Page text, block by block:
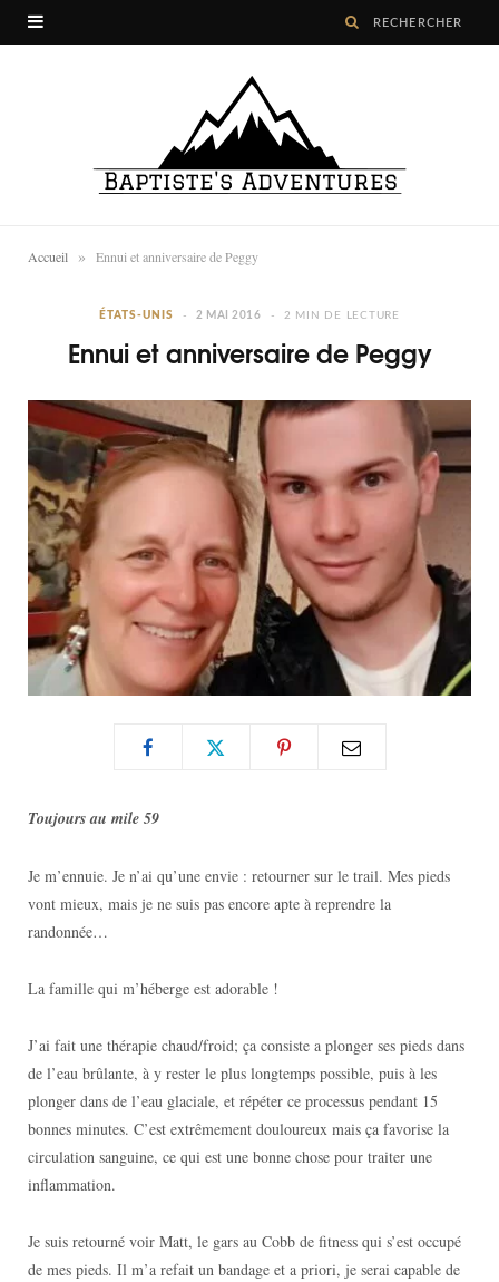
Accueil » Ennui et anniversaire de Peggy
ÉTATS-UNIS 2 MAI 2016 2 MIN DE LECTURE
Ennui et anniversaire de Peggy
Toujours au mile 59
Je m’ennuie. Je n’ai qu’une envie : retourner sur le trail. Mes pieds
vont mieux, mais je ne suis pas encore apte à reprendre la
randonnée…
La famille qui m’héberge est adorable !
J’ai fait une thérapie chaud/froid; ça consiste a plonger ses pieds dans
de l’eau brûlante, à y rester le plus longtemps possible, puis à les
plonger dans de l’eau glaciale, et répéter ce processus pendant 15
bonnes minutes. C’est extrêmement douloureux mais ça favorise la
circulation sanguine, ce qui est une bonne chose pour traiter une
inflammation.
Je suis retourné voir Matt, le gars au Cobb de fitness qui s’est occupé
de mes pieds. Il m’a refait un bandage et a priori, je serai capable de